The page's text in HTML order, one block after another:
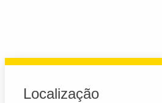
Localização